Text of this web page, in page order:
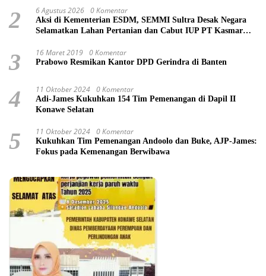
2 6 Agustus 2026 0 Komentar
Aksi di Kementerian ESDM, SEMMI Sultra Desak Negara
Selamatkan Lahan Pertanian dan Cabut IUP PT Kasmar
3 16 Maret 2019 0 Komentar
Prabowo Resmikan Kantor DPD Gerindra di Banten
4 11 Oktober 2024 0 Komentar
Adi-James Kukuhkan 154 Tim Pemenangan di Dapil II
Konawe Selatan
5 11 Oktober 2024 0 Komentar
Kukuhkan Tim Pemenangan Andoolo dan Buke, AJP-James:
Fokus pada Kemenangan Berwibawa